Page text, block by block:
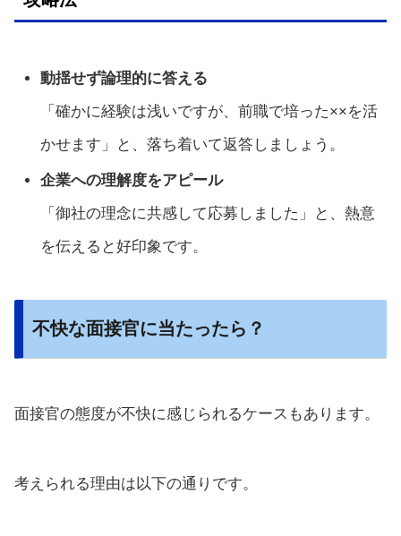
動揺せず論理的に答える
「確かに経験は浅いですが、前職で培った××を活
かせます」と、落ち着いて返答しましょう。
企業への理解度をアピール
「御社の理念に共感して応募しました」と、熱意
を伝えると好印象です。
不快な面接官に当たったら？
面接官の態度が不快に感じられるケースもあります。
考えられる理由は以下の通りです。